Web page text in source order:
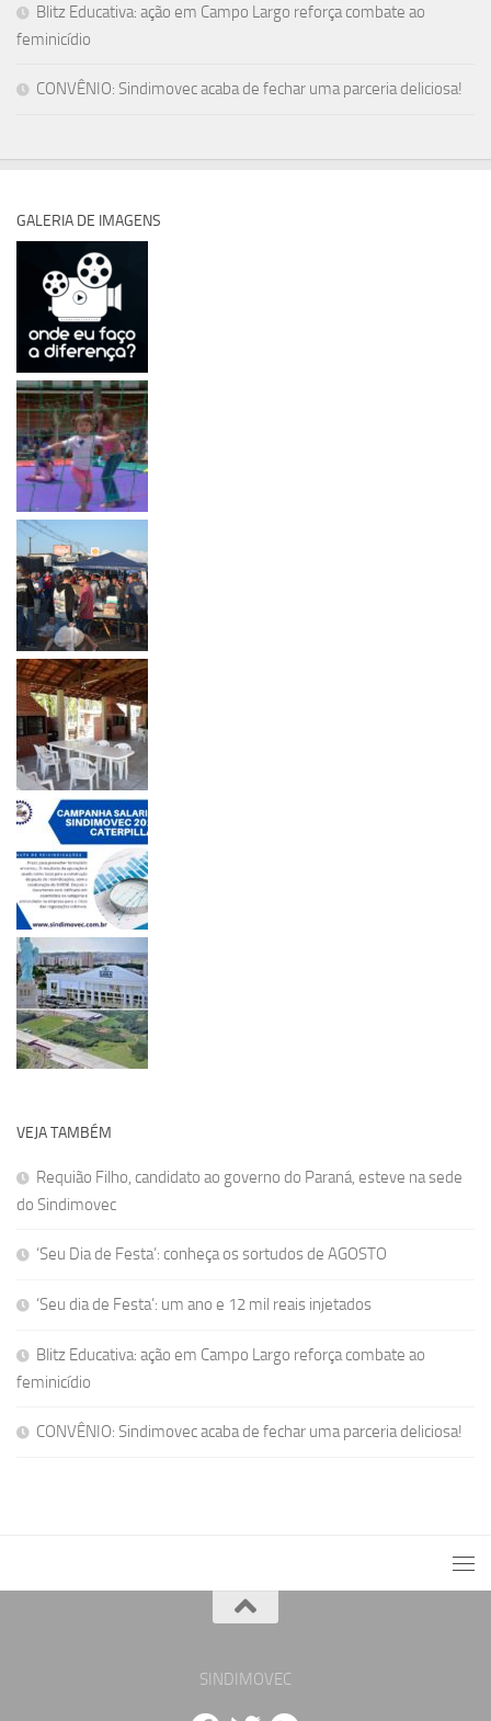
Blitz Educativa: ação em Campo Largo reforça combate ao
feminicídio
CONVÊNIO: Sindimovec acaba de fechar uma parceria deliciosa!
GALERIA DE IMAGENS
VEJA TAMBÉM
Requião Filho, candidato ao governo do Paraná, esteve na sede
do Sindimovec
‘Seu Dia de Festa’: conheça os sortudos de AGOSTO
‘Seu dia de Festa’: um ano e 12 mil reais injetados
Blitz Educativa: ação em Campo Largo reforça combate ao
feminicídio
CONVÊNIO: Sindimovec acaba de fechar uma parceria deliciosa!
SINDIMOVEC